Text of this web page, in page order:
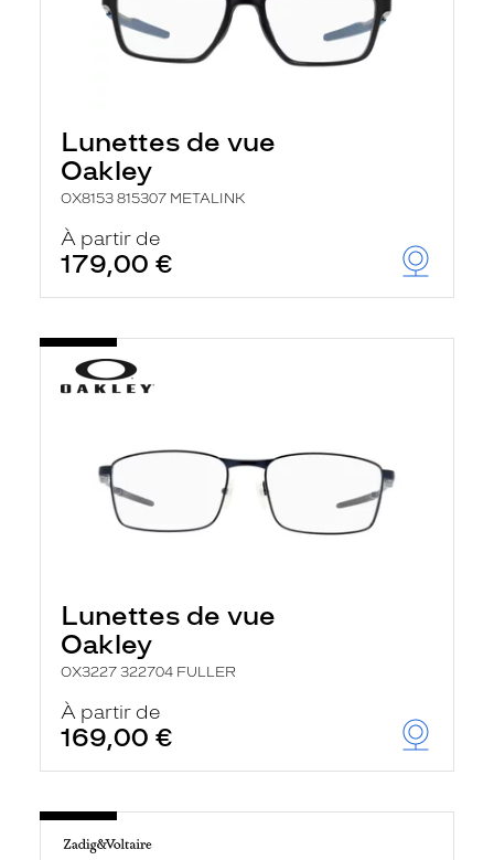
Lunettes de vue
Oakley
OX8153 815307 METALINK
À partir de
179,00 €
Lunettes de vue
Oakley
OX3227 322704 FULLER
À partir de
169,00 €